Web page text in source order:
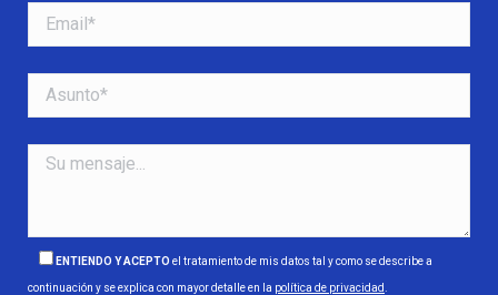
ENTIENDO Y ACEPTO el tratamiento de mis datos tal y como se describe a
continuación y se explica con mayor detalle en la política de privacidad